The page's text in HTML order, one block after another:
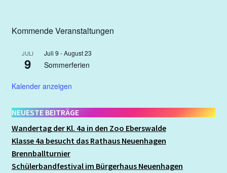
Musik
Nach der Schule
Kommende Veranstaltungen
JULI
9
Juli 9 -August 23
Sommerferien
Kalender anzeigen
NEUESTE BEITRÄGE
Wandertag der Kl. 4a in den Zoo Eberswalde
Klasse 4a besucht das Rathaus Neuenhagen
Brennballturnier
Schülerbandfestival im Bürgerhaus Neuenhagen